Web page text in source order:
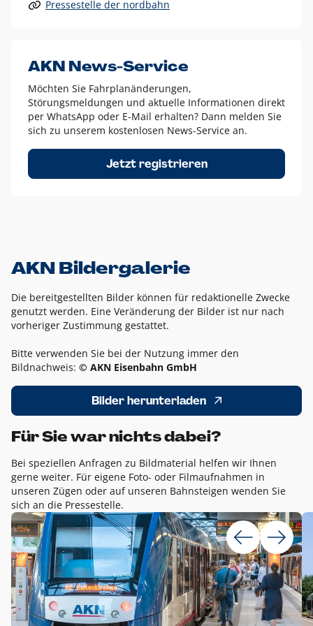
Alle anderen Logo-Varianten dürfen nur in Ausnahmefällen
Diese Ausnahmen sind zum Beispiel:
dem AKN Blau,
weißes Logo auf Fotohintergründen,
schwarzes Logo für reine Schwarz-Weiß-Umsetzungen
Um das Logo herum muss ein Schutzraum von jeweils einer
Höhe bzw. Breite des N aus AKN in alle Richtungen
Pressestelle der nordbahn
AKN News-Service
Möchten Sie Fahrplanänderungen,
Störungsmeldungen und aktuelle Informationen direkt
per WhatsApp oder E-Mail erhalten? Dann melden Sie
sich zu unserem kostenlosen News-Service an.
Jetzt registrieren
AKN Bildergalerie
Die bereitgestellten Bilder können für redaktionelle Zwecke
genutzt werden. Eine Veränderung der Bilder ist nur nach
vorheriger Zustimmung gestattet.
Bitte verwenden Sie bei der Nutzung immer den
Bildnachweis: © AKN Eisenbahn GmbH
Bilder herunterladen
Für Sie war nichts dabei?
Bei speziellen Anfragen zu Bildmaterial helfen wir Ihnen
gerne weiter. Für eigene Foto- oder Filmaufnahmen in
unseren Zügen oder auf unseren Bahnsteigen wenden Sie
sich an die Pressestelle.